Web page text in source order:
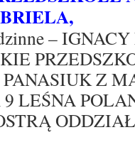
–
Z
9 LEŚNA